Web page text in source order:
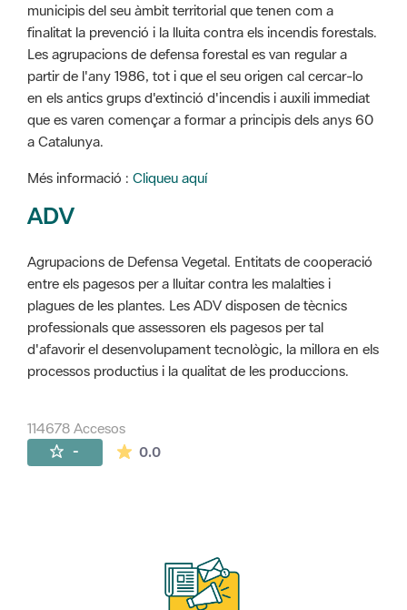
municipis del seu àmbit territorial que tenen com a
finalitat la prevenció i la lluita contra els incendis forestals.
Les agrupacions de defensa forestal es van regular a
partir de l'any 1986, tot i que el seu origen cal cercar-lo
en els antics grups d'extinció d'incendis i auxili immediat
que es varen començar a formar a principis dels anys 60
a Catalunya.
Més informació : Cliqueu aquí
ADV
Agrupacions de Defensa Vegetal. Entitats de cooperació
entre els pagesos per a lluitar contra les malalties i
plagues de les plantes. Les ADV disposen de tècnics
professionals que assessoren els pagesos per tal
d'afavorir el desenvolupament tecnològic, la millora en els
processos productius i la qualitat de les produccions.
114678 Accesos
- 0.0La valoración media es de 0 estrellas de